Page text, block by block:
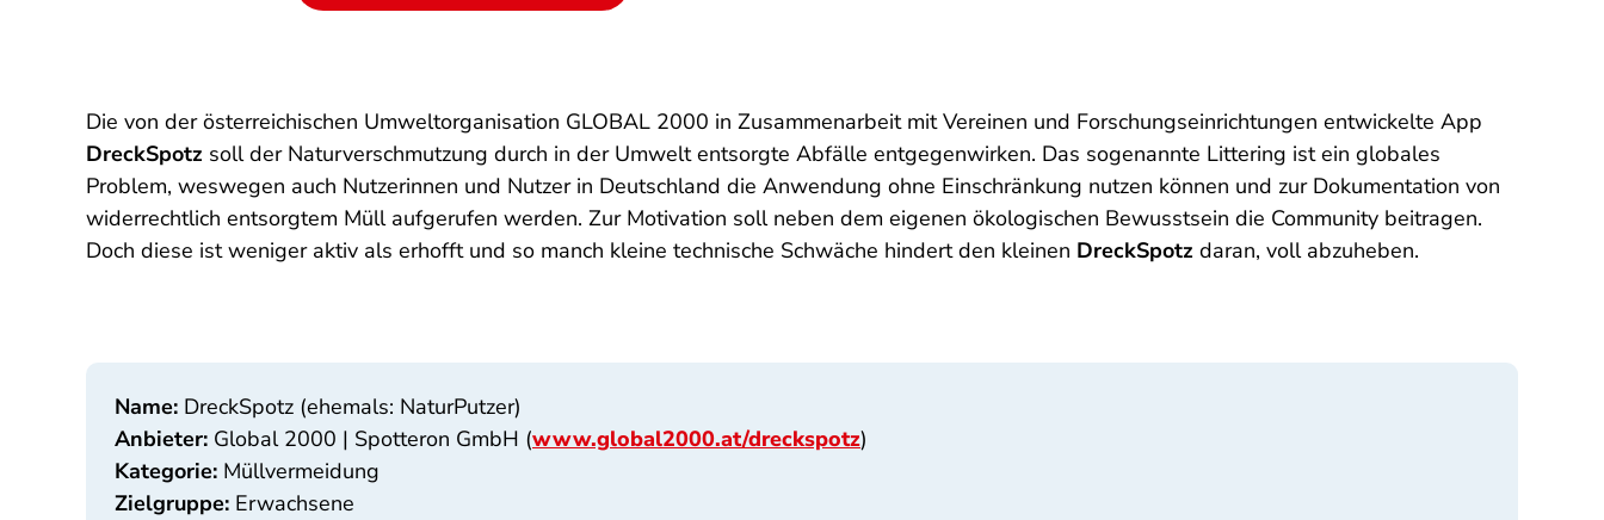
Die von der österreichischen Umweltorganisation GLOBAL 2000 in Zusammenarbeit mit Vereinen und Forschungseinrichtungen entwickelte App
DreckSpotz soll der Naturverschmutzung durch in der Umwelt entsorgte Abfälle entgegenwirken. Das sogenannte Littering ist ein globales
Problem, weswegen auch Nutzerinnen und Nutzer in Deutschland die Anwendung ohne Einschränkung nutzen können und zur Dokumentation von
widerrechtlich entsorgtem Müll aufgerufen werden. Zur Motivation soll neben dem eigenen ökologischen Bewusstsein die Community beitragen.
Doch diese ist weniger aktiv als erhofft und so manch kleine technische Schwäche hindert den kleinen DreckSpotz daran, voll abzuheben.
Name: DreckSpotz (ehemals: NaturPutzer)
Anbieter: Global 2000 | Spotteron GmbH (www.global2000.at/dreckspotz)
Kategorie: Müllvermeidung
Zielgruppe: Erwachsene